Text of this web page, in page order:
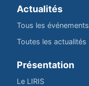
Actualités
Tous les événements
Toutes les actualités
Présentation
Le LIRIS